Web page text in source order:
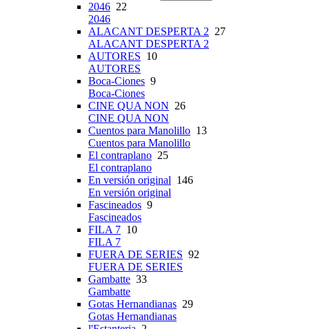
2046 22
2046
ALACANT DESPERTA 2 27
ALACANT DESPERTA 2
AUTORES 10
AUTORES
Boca-Ciones 9
Boca-Ciones
CINE QUA NON 26
CINE QUA NON
Cuentos para Manolillo 13
Cuentos para Manolillo
El contraplano 25
El contraplano
En versión original 146
En versión original
Fascineados 9
Fascineados
FILA 7 10
FILA 7
FUERA DE SERIES 92
FUERA DE SERIES
Gambatte 33
Gambatte
Gotas Hernandianas 29
Gotas Hernandianas